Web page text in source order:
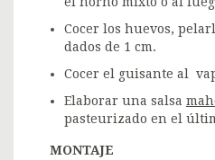
Cocer los huevos,
dados de 1 cm.
Cocer el guisante al
Elaborar una salsa
pasteurizado en el
MONTAJE